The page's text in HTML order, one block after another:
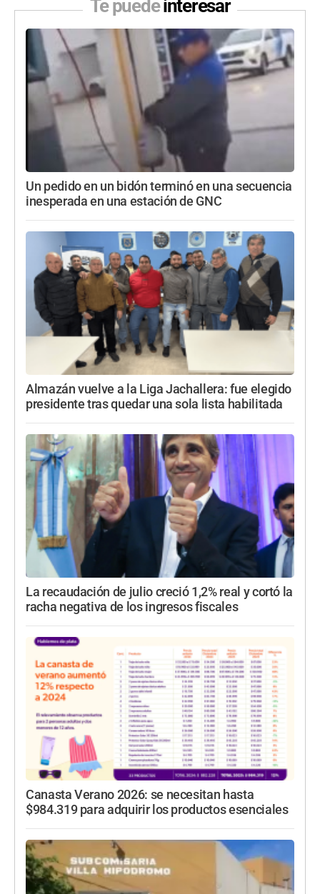
Te puedeinteresar
Un pedido en un bidón terminó en una secuencia
inesperada en una estación de GNC
Almazán vuelve a la Liga Jachallera: fue elegido
presidente tras quedar una sola lista habilitada
La recaudación de julio creció 1,2% real y cortó la
racha negativa de los ingresos fiscales
Canasta Verano 2026: se necesitan hasta
$984.319 para adquirir los productos esenciales